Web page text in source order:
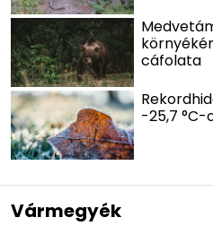
cáfolata
-25,7
Vármegyék